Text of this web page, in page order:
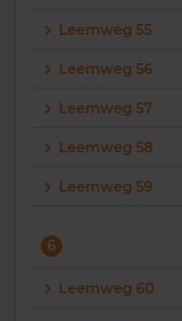
Leemweg 55
Leemweg 56
Leemweg 57
Leemweg 58
Leemweg 59
6
Leemweg 60